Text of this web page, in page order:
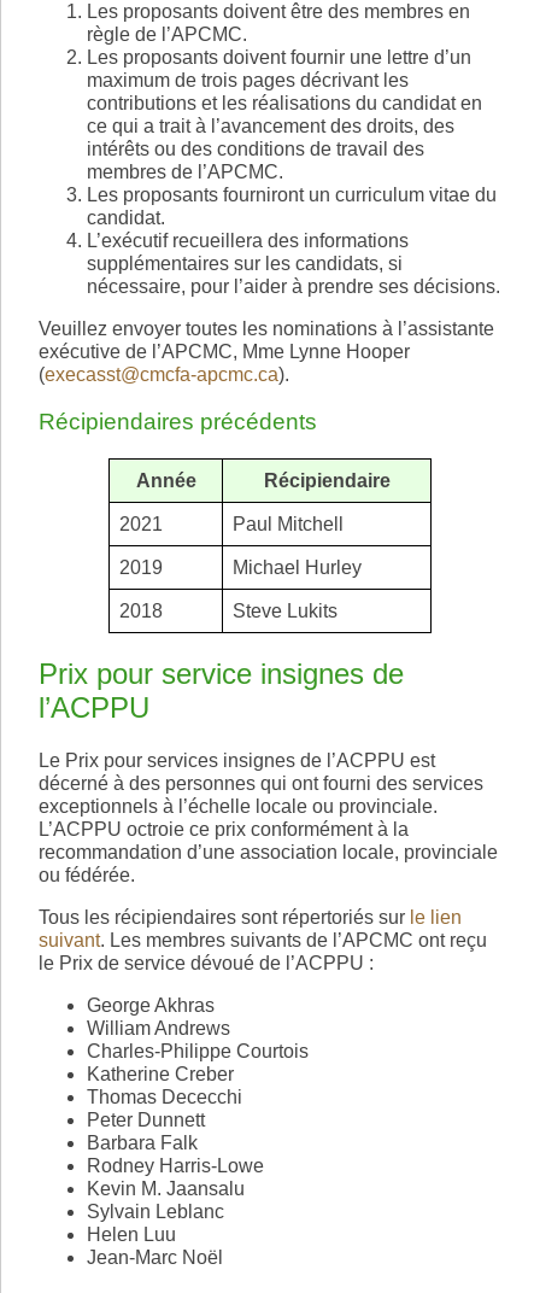
Les proposants doivent être des membres en
règle de l’APCMC.
Les proposants doivent fournir une lettre d’un
maximum de trois pages décrivant les
contributions et les réalisations du candidat en
ce qui a trait à l’avancement des droits, des
intérêts ou des conditions de travail des
membres de l’APCMC.
Les proposants fourniront un curriculum vitae du
candidat.
L’exécutif recueillera des informations
supplémentaires sur les candidats, si
nécessaire, pour l’aider à prendre ses décisions.
Veuillez envoyer toutes les nominations à l’assistante
exécutive de l’APCMC, Mme Lynne Hooper
(execasst@cmcfa-apcmc.ca).
Récipiendaires précédents
Année Récipiendaire
2021 Paul Mitchell
2019 Michael Hurley
2018 Steve Lukits
Prix pour service insignes de
l’ACPPU
Le Prix pour services insignes de l’ACPPU est
décerné à des personnes qui ont fourni des services
exceptionnels à l’échelle locale ou provinciale.
L’ACPPU octroie ce prix conformément à la
recommandation d’une association locale, provinciale
ou fédérée.
Tous les récipiendaires sont répertoriés sur le lien
suivant. Les membres suivants de l’APCMC ont reçu
le Prix de service dévoué de l’ACPPU :
George Akhras
William Andrews
Charles-Philippe Courtois
Katherine Creber
Thomas Dececchi
Peter Dunnett
Barbara Falk
Rodney Harris-Lowe
Kevin M. Jaansalu
Sylvain Leblanc
Helen Luu
Jean-Marc Noël